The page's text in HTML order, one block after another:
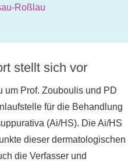
Roßlau
stellt sich vor
um Prof. Zouboulis und PD
für die Behandlung
(Ai/HS). Die Ai/HS
dieser dermatologischen
die Verfasser und